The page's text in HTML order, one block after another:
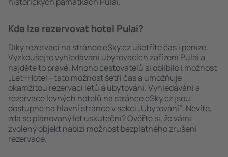
Kde lze rezervovat hotel Pulai?
Díky rezervaci na stránce eSky.cz ušetříte čas i peníze.
Vyzkoušejte vyhledávání ubytovacích zařízení Pulai a
najděte to pravé. Mnoho cestovatelů si oblíbilo i možnost
„Let+Hotel - tato možnost šetří čas a umožňuje
okamžitou rezervaci letů a ubytování. Vyhledávání a
rezervace levných hotelů na stránce eSky.cz jsou
dostupné na hlavní stránce v sekci „Ubytování“. Nevíte,
zda se plánovaný let uskuteční? Ověřte si, že vámi
zvolený objekt nabízí možnost bezplatného zrušení
rezervace.